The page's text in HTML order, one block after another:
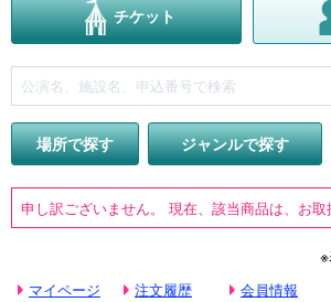
チケット
場所で探す
ジャンルで探す
申し訳ございません。 現在、該当商品は、お取
マイページ 注文履歴
会員情報